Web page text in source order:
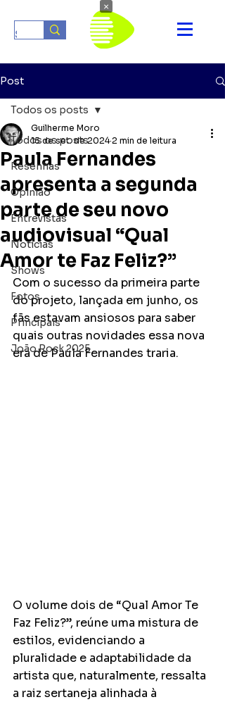
Post
Todos os posts
Resenhas
Opinião
Entrevistas
Notícias
Shows
Fotos
Principais
João Rock 2025
Todos os posts
Paula Fernandes
apresenta a segunda
parte de seu novo
audiovisual “Qual
Amor te Faz Feliz?”
Guilherme Moro
15 de set. de 2024 2 min de leitura
Com o sucesso da primeira parte
do projeto, lançada em junho, os
fãs estavam ansiosos para saber
quais outras novidades essa nova
era de Paula Fernandes traria.
O volume dois de “Qual Amor Te
Faz Feliz?”, reúne uma mistura de
estilos, evidenciando a
pluralidade e adaptabilidade da
artista que, naturalmente, ressalta
a raiz sertaneja alinhada à
×